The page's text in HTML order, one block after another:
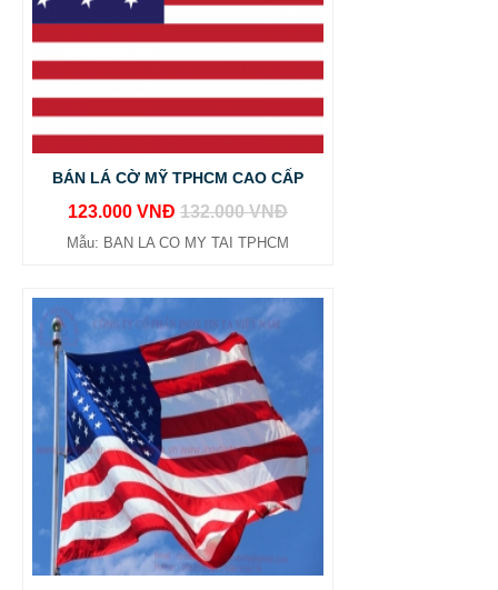
BÁN LÁ CỜ MỸ TPHCM CAO CẤP
123.000 VNĐ 132.000 VNĐ
Mẫu: BAN LA CO MY TAI TPHCM